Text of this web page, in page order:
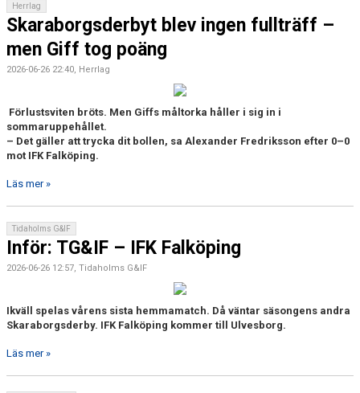
Herrlag
Skaraborgsderbyt blev ingen fullträff –
men Giff tog poäng
2026-06-26 22:40, Herrlag
Förlustsviten bröts. Men Giffs måltorka håller i sig in i
sommaruppehållet.
– Det gäller att trycka dit bollen, sa Alexander Fredriksson efter 0–0
mot IFK Falköping.
Läs mer »
Tidaholms G&IF
Inför: TG&IF – IFK Falköping
2026-06-26 12:57, Tidaholms G&IF
Ikväll spelas vårens sista hemmamatch. Då väntar säsongens andra
Skaraborgsderby. IFK Falköping kommer till Ulvesborg.
Läs mer »